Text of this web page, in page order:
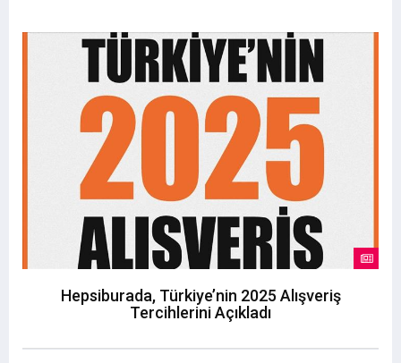
Hepsiburada, Türkiye’nin 2025 Alışveriş
Tercihlerini Açıkladı